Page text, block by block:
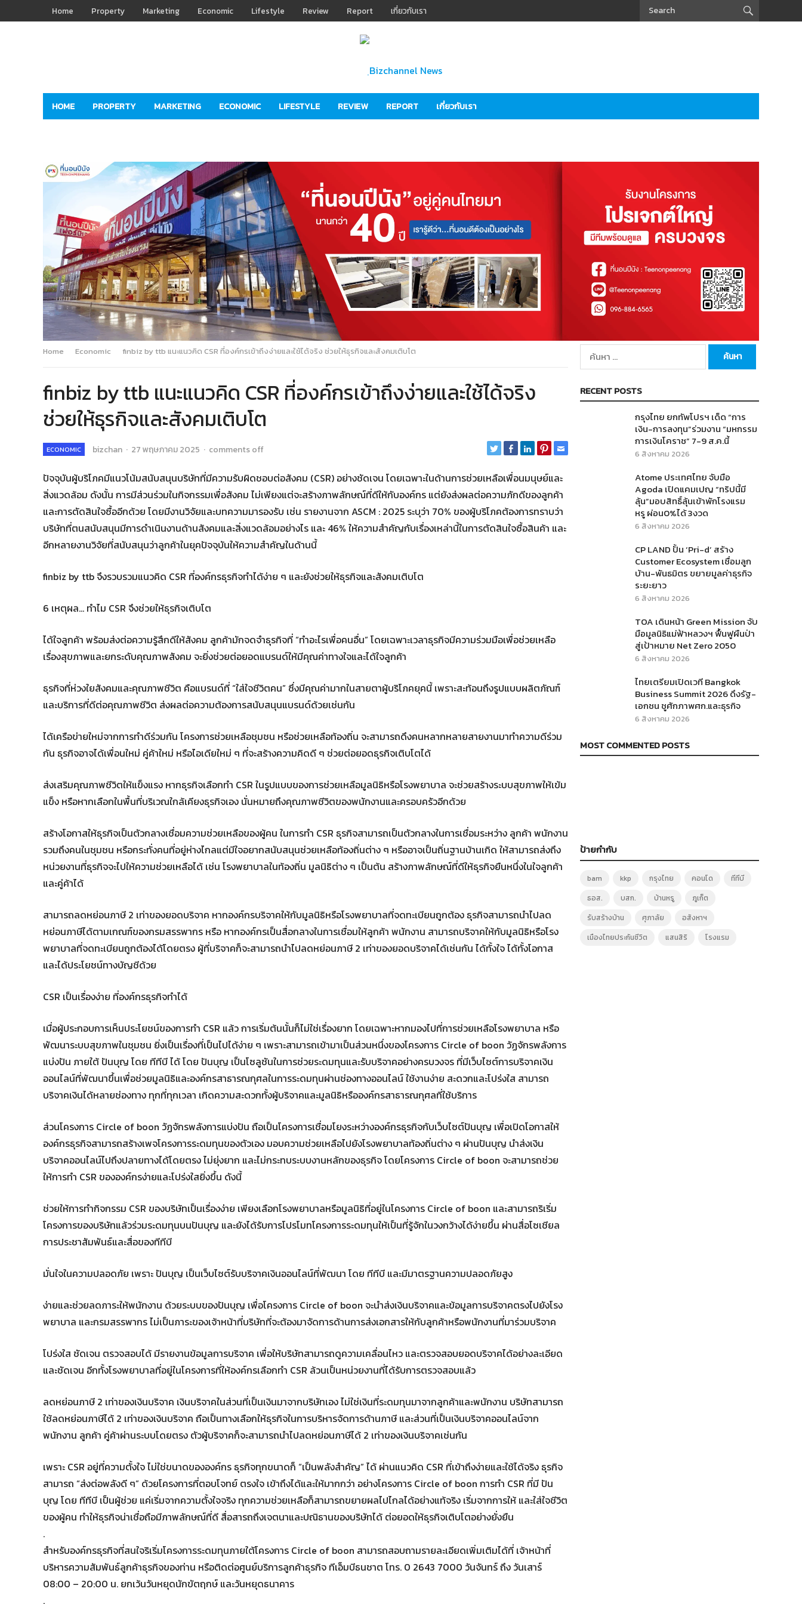
Home Property Marketing Economic Lifestyle Review Report เกี่ยวกับเรา
HOME PROPERTY MARKETING ECONOMIC LIFESTYLE REVIEW REPORT เกี่ยวกับเรา
Home Economic finbiz by ttb แนะแนวคิด CSR ที่องค์กรเข้าถึงง่ายและใช้ได้จริง ช่วยให้ธุรกิจและสังคมเติบโต
finbiz by ttb แนะแนวคิด CSR ที่องค์กรเข้าถึงง่ายและใช้ได้จริง
ช่วยให้ธุรกิจและสังคมเติบโต
ECONOMIC bizchan · 27 พฤษภาคม 2025 · comments off
ปัจจุบันผู้บริโภคมีแนวโน้มสนับสนุนบริษัทที่มีความรับผิดชอบต่อสังคม (CSR) อย่างชัดเจน โดยเฉพาะในด้านการช่วยเหลือเพื่อนมนุษย์และ
สิ่งแวดล้อม ดังนั้น การมีส่วนร่วมในกิจกรรมเพื่อสังคม ไม่เพียงแต่จะสร้างภาพลักษณ์ที่ดีให้กับองค์กร แต่ยังส่งผลต่อความภักดีของลูกค้า
และการตัดสินใจซื้ออีกด้วย โดยมีงานวิจัยและบทความมารองรับ เช่น รายงานจาก ASCM : 2025 ระบุว่า 70% ของผู้บริโภคต้องการทราบว่า
บริษัทที่ตนสนับสนุนมีการดำเนินงานด้านสังคมและสิ่งแวดล้อมอย่างไร และ 46% ให้ความสำคัญกับเรื่องเหล่านี้ในการตัดสินใจซื้อสินค้า และ
อีกหลายงานวิจัยที่สนับสนุนว่าลูกค้าในยุคปัจจุบันให้ความสำคัญในด้านนี้
finbiz by ttb จึงรวบรวมแนวคิด CSR ที่องค์กรธุรกิจทำได้ง่าย ๆ และยังช่วยให้ธุรกิจและสังคมเติบโต
6 เหตุผล… ทำไม CSR จึงช่วยให้ธุรกิจเติบโต
ได้ใจลูกค้า พร้อมส่งต่อความรู้สึกดีให้สังคม ลูกค้ามักจดจำธุรกิจที่ “ทำอะไรเพื่อคนอื่น” โดยเฉพาะเวลาธุรกิจมีความร่วมมือเพื่อช่วยเหลือ
เรื่องสุขภาพและยกระดับคุณภาพสังคม จะยิ่งช่วยต่อยอดแบรนด์ให้มีคุณค่าทางใจและได้ใจลูกค้า
ธุรกิจที่ห่วงใยสังคมและคุณภาพชีวิต คือแบรนด์ที่ “ใส่ใจชีวิตคน” ซึ่งมีคุณค่ามากในสายตาผู้บริโภคยุคนี้ เพราะสะท้อนถึงรูปแบบผลิตภัณฑ์
และบริการที่ดีต่อคุณภาพชีวิต ส่งผลต่อความต้องการสนับสนุนแบรนด์ด้วยเช่นกัน
ได้เครือข่ายใหม่จากการทำดีร่วมกัน โครงการช่วยเหลือชุมชน หรือช่วยเหลือท้องถิ่น จะสามารถดึงคนหลากหลายสายงานมาทำความดีร่วม
กัน ธุรกิจอาจได้เพื่อนใหม่ คู่ค้าใหม่ หรือไอเดียใหม่ ๆ ที่จะสร้างความคิดดี ๆ ช่วยต่อยอดธุรกิจเติบโตได้
ส่งเสริมคุณภาพชีวิตให้แข็งแรง หากธุรกิจเลือกทำ CSR ในรูปแบบของการช่วยเหลือมูลนิธิหรือโรงพยาบาล จะช่วยสร้างระบบสุขภาพให้เข้ม
แข็ง หรือหากเลือกในพื้นที่บริเวณใกล้เคียงธุรกิจเอง นั่นหมายถึงคุณภาพชีวิตของพนักงานและครอบครัวอีกด้วย
สร้างโอกาสให้ธุรกิจเป็นตัวกลางเชื่อมความช่วยเหลือของผู้คน ในการทำ CSR ธุรกิจสามารถเป็นตัวกลางในการเชื่อมระหว่าง ลูกค้า พนักงาน
รวมถึงคนในชุมชน หรือกระทั่งคนที่อยู่ห่างไกลแต่มีใจอยากสนับสนุนช่วยเหลือท้องถิ่นต่าง ๆ หรืออาจเป็นถิ่นฐานบ้านเกิด ให้สามารถส่งถึง
หน่วยงานที่ธุรกิจจะไปให้ความช่วยเหลือได้ เช่น โรงพยาบาลในท้องถิ่น มูลนิธิต่าง ๆ เป็นต้น สร้างภาพลักษณ์ที่ดีให้ธุรกิจยืนหนึ่งในใจลูกค้า
และคู่ค้าได้
สามารถลดหย่อนภาษี 2 เท่าของยอดบริจาค หากองค์กรบริจาคให้กับมูลนิธิหรือโรงพยาบาลที่จดทะเบียนถูกต้อง ธุรกิจสามารถนำไปลด
หย่อนภาษีได้ตามเกณฑ์ของกรมสรรพากร หรือ หากองค์กรเป็นสื่อกลางในการเชื่อมให้ลูกค้า พนักงาน สามารถบริจาคให้กับมูลนิธิหรือโรง
พยาบาลที่จดทะเบียนถูกต้องได้โดยตรง ผู้ที่บริจาคก็จะสามารถนำไปลดหย่อนภาษี 2 เท่าของยอดบริจาคได้เช่นกัน ได้ทั้งใจ ได้ทั้งโอกาส
และได้ประโยชน์ทางบัญชีด้วย
CSR เป็นเรื่องง่าย ที่องค์กรธุรกิจทำได้
เมื่อผู้ประกอบการเห็นประโยชน์ของการทำ CSR แล้ว การเริ่มต้นนั้นก็ไม่ใช่เรื่องยาก โดยเฉพาะหากมองไปที่การช่วยเหลือโรงพยาบาล หรือ
พัฒนาระบบสุขภาพในชุมชน ยิ่งเป็นเรื่องที่เป็นไปได้ง่าย ๆ เพราะสามารถเข้ามาเป็นส่วนหนึ่งของโครงการ Circle of boon วัฏจักรพลังการ
แบ่งปัน ภายใต้ ปันบุญ โดย ทีทีบี ได้ โดย ปันบุญ เป็นโซลูชันในการช่วยระดมทุนและรับบริจาคอย่างครบวงจร ที่มีเว็บไซต์การบริจาคเงิน
ออนไลน์ที่พัฒนาขึ้นเพื่อช่วยมูลนิธิและองค์กรสาธารณกุศลในการระดมทุนผ่านช่องทางออนไลน์ ใช้งานง่าย สะดวกและโปร่งใส สามารถ
บริจาคเงินได้หลายช่องทาง ทุกที่ทุกเวลา เกิดความสะดวกทั้งผู้บริจาคและมูลนิธิหรือองค์กรสาธารณกุศลที่ใช้บริการ
ส่วนโครงการ Circle of boon วัฏจักรพลังการแบ่งปัน ถือเป็นโครงการเชื่อมโยงระหว่างองค์กรธุรกิจกับเว็บไซต์ปันบุญ เพื่อเปิดโอกาสให้
องค์กรธุรกิจสามารถสร้างเพจโครงการระดมทุนของตัวเอง มอบความช่วยเหลือไปยังโรงพยาบาลท้องถิ่นต่าง ๆ ผ่านปันบุญ นำส่งเงิน
บริจาคออนไลน์ไปถึงปลายทางได้โดยตรง ไม่ยุ่งยาก และไม่กระทบระบบงานหลักของธุรกิจ โดยโครงการ Circle of boon จะสามารถช่วย
ให้การทำ CSR ขององค์กรง่ายและโปร่งใสยิ่งขึ้น ดังนี้
ช่วยให้การทำกิจกรรม CSR ของบริษัทเป็นเรื่องง่าย เพียงเลือกโรงพยาบาลหรือมูลนิธิที่อยู่ในโครงการ Circle of boon และสามารถริเริ่ม
โครงการของบริษัทแล้วร่วมระดมทุนบนปันบุญ และยังได้รับการโปรโมทโครงการระดมทุนให้เป็นที่รู้จักในวงกว้างได้ง่ายขึ้น ผ่านสื่อโซเชียล
การประชาสัมพันธ์และสื่อของทีทีบี
มั่นใจในความปลอดภัย เพราะ ปันบุญ เป็นเว็บไซต์รับบริจาคเงินออนไลน์ที่พัฒนา โดย ทีทีบี และมีมาตรฐานความปลอดภัยสูง
ง่ายและช่วยลดภาระให้พนักงาน ด้วยระบบของปันบุญ เพื่อโครงการ Circle of boon จะนำส่งเงินบริจาคและข้อมูลการบริจาคตรงไปยังโรง
พยาบาล และกรมสรรพากร ไม่เป็นภาระของเจ้าหน้าที่บริษัทที่จะต้องมาจัดการด้านการส่งเอกสารให้กับลูกค้าหรือพนักงานที่มาร่วมบริจาค
โปร่งใส ชัดเจน ตรวจสอบได้ มีรายงานข้อมูลการบริจาค เพื่อให้บริษัทสามารถดูความเคลื่อนไหว และตรวจสอบยอดบริจาคได้อย่างละเอียด
และชัดเจน อีกทั้งโรงพยาบาลที่อยู่ในโครงการที่ให้องค์กรเลือกทำ CSR ล้วนเป็นหน่วยงานที่ได้รับการตรวจสอบแล้ว
ลดหย่อนภาษี 2 เท่าของเงินบริจาค เงินบริจาคในส่วนที่เป็นเงินมาจากบริษัทเอง ไม่ใช่เงินที่ระดมทุนมาจากลูกค้าและพนักงาน บริษัทสามารถ
ใช้ลดหย่อนภาษีได้ 2 เท่าของเงินบริจาค ถือเป็นทางเลือกให้ธุรกิจในการบริหารจัดการด้านภาษี และส่วนที่เป็นเงินบริจาคออนไลน์จาก
พนักงาน ลูกค้า คู่ค้าผ่านระบบโดยตรง ตัวผู้บริจาคก็จะสามารถนำไปลดหย่อนภาษีได้ 2 เท่าของเงินบริจาคเช่นกัน
เพราะ CSR อยู่ที่ความตั้งใจ ไม่ใช่ขนาดขององค์กร ธุรกิจทุกขนาดก็ “เป็นพลังสำคัญ” ได้ ผ่านแนวคิด CSR ที่เข้าถึงง่ายและใช้ได้จริง ธุรกิจ
สามารถ “ส่งต่อพลังดี ๆ” ด้วยโครงการที่ตอบโจทย์ ตรงใจ เข้าถึงได้และให้มากกว่า อย่างโครงการ Circle of boon การทำ CSR ที่มี ปัน
บุญ โดย ทีทีบี เป็นผู้ช่วย แค่เริ่มจากความตั้งใจจริง ทุกความช่วยเหลือก็สามารถขยายผลไปไกลได้อย่างแท้จริง เริ่มจากการให้ และใส่ใจชีวิต
ของผู้คน ทำให้ธุรกิจน่าเชื่อถือมีภาพลักษณ์ที่ดี สื่อสารถถึงเจตนาและปณิธานของบริษัทได้ ต่อยอดให้ธุรกิจเติบโตอย่างยั่งยืน
.
สำหรับองค์กรธุรกิจที่สนใจริเริ่มโครงการระดมทุนภายใต้โครงการ Circle of boon สามารถสอบถามรายละเอียดเพิ่มเติมได้ที่ เจ้าหน้าที่
บริหารความสัมพันธ์ลูกค้าธุรกิจของท่าน หรือติดต่อศูนย์บริการลูกค้าธุรกิจ ทีเอ็มบีธนชาต โทร. 0 2643 7000 วันจันทร์ ถึง วันเสาร์
08:00 – 20:00 น. ยกเว้นวันหยุดนักขัตฤกษ์ และวันหยุดธนาคาร
.
ค้นหา
สำหรับ:
RECENT POSTS
กรุงไทย ยกทัพโปรฯ เด็ด “การ
เงิน-การลงทุน”ร่วมงาน “มหกรรม
การเงินโคราช” 7-9 ส.ค.นี้
6 สิงหาคม 2026
Atome ประเทศไทย จับมือ
Agoda เปิดแคมเปญ “ทริปนี้มี
ลุ้น”มอบสิทธิ์ลุ้นเข้าพักโรงแรม
หรู ผ่อน0%ได้ 3งวด
6 สิงหาคม 2026
CP LAND ปั้น ‘Pri-d’ สร้าง
Customer Ecosystem เชื่อมลูก
บ้าน-พันธมิตร ขยายมูลค่าธุรกิจ
ระยะยาว
6 สิงหาคม 2026
TOA เดินหน้า Green Mission จับ
มือมูลนิธิแม่ฟ้าหลวงฯ ฟื้นฟูผืนป่า
สู่เป้าหมาย Net Zero 2050
6 สิงหาคม 2026
ไทยเตรียมเปิดเวที Bangkok
Business Summit 2026 ดึงรัฐ-
เอกชน ชูศักภาพศก.และธุรกิจ
6 สิงหาคม 2026
MOST COMMENTED POSTS
ป้ายกำกับ
bam kkp กรุงไทย คอนโด
ทีทีบี
ธอส.
บสก. บ้านหรู
ภูเก็ต
รับสร้างบ้าน
ศุภาลัย
อสังหาฯ
เมืองไทยประกันชีวิต
แสนสิริ โรงแรม